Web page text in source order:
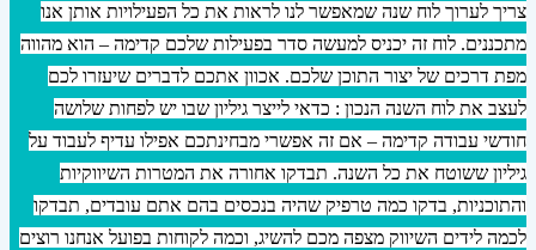
צריך לערוך לוח שנה שמאפשר לנו לראות את כל הפעילויות אותן אנו
מתכננים. לוח זה יכניס למעשה סדר בפעילות שלכם קדימה – הוא מהווה
מפת דרכים של יצור התוכן שלכם. אכוון אתכם לדברים שיעזרו לכם
לעצב את לוח השנה הנכון : כדאי לייצר גיליון שבו יש לפחות שלושה
חודשי עבודה קדימה – אם זה אפשרי מבחינתכם אפילו עדיף לעבוד על
גיליון ששוטח את כל השנה. תבדקו אחורה את המטרות השיווקיות
והתוכניות, בדקו כמה טרפיק שהיה בנכסים בהם אתם עובדים, תבדקו
לכמה לידים השיווק מצפה מכם להשיג, וכמה לקוחות בפועל אנחנו רוצים